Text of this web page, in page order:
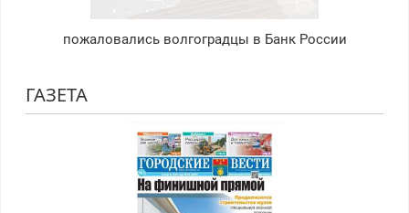
пожаловались волгоградцы в Банк России
ГАЗЕТА